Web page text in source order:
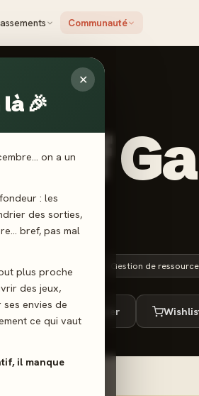
Communauté
✕
🎉
on a un
: les
des sorties,
bref, pas mal
plus proche
des jeux,
envies de
ce qui vaut
il manque
of
14 ans+ Gestion de
Envie de jouer